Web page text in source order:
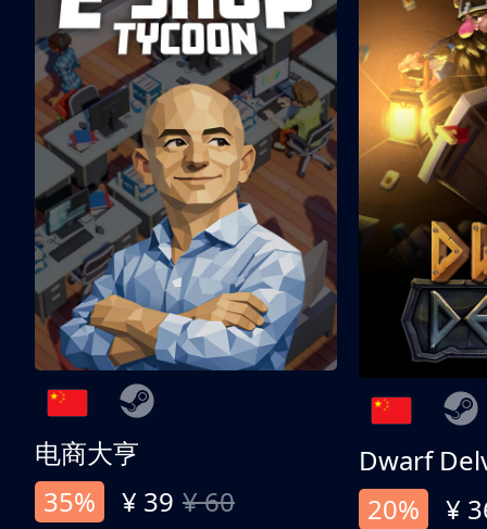
电商大亨
35%
¥ 39 ¥ 60
Dwarf
20%
¥